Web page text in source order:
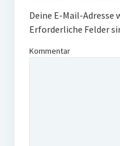
Deine E-Mail-
Erforderliche Felder
Kommentar